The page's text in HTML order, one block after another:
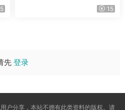
5 15
先 登录
户分享，本站不拥有此类资料的版权。请